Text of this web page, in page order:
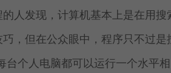
人发现，计算机基本上是在用
，但在公众眼中，程序只不过
台个人电脑都可以运行一个水平